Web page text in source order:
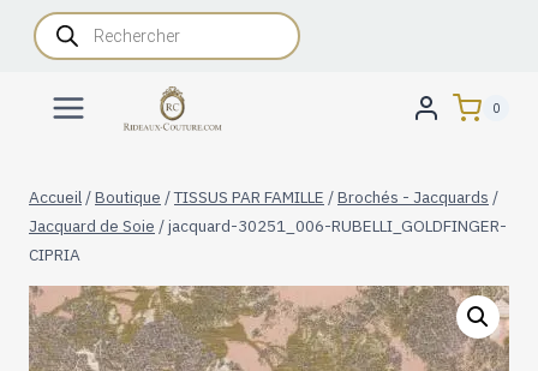
AllerRecherche
de
produits
0
Accueil /Boutique /TISSUS PAR FAMILLE /Brochés - Jacquards /
Jacquard de Soie /jacquard-30251_006-RUBELLI_GOLDFINGER-
CIPRIA